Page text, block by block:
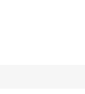
Busi­ness